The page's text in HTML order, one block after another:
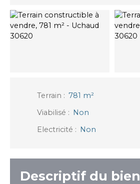
Terrain : 781 m²
Viabilisé : Non
Electricité : Non
Descriptif du bien